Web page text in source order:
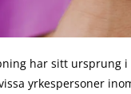
har sitt ursprung i
yrkespersoner